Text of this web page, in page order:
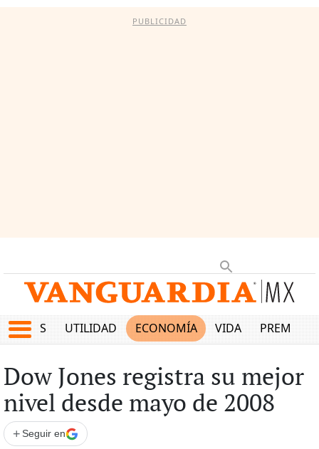
PUBLICIDAD
UTILIDAD ECONOMÍA VIDA PREMIUM
Dow Jones registra su mejor
nivel desde mayo de 2008
+ Seguir en